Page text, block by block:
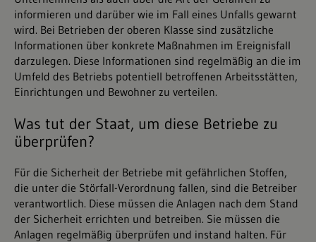
informieren und darüber wie im Fall eines Unfalls gewarnt
wird. Bei Betrieben der oberen Klasse sind zusätzliche
Informationen über konkrete Maßnahmen im Ereignisfall
darzulegen. Diese Informationen sind regelmäßig an die im
Umfeld des Betriebs potentiell betroffenen Arbeitsstätten,
Einrichtungen und Bewohner zu verteilen.
Was tut der Staat, um diese Betriebe zu
überprüfen?
Für die Sicherheit der Betriebe mit gefährlichen Stoffen,
die unter die Störfall-Verordnung fallen, sind die Betreiber
verantwortlich. Diese müssen die Anlagen nach dem Stand
der Sicherheit errichten und betreiben. Sie müssen die
Anlagen regelmäßig überprüfen und instand halten. Für